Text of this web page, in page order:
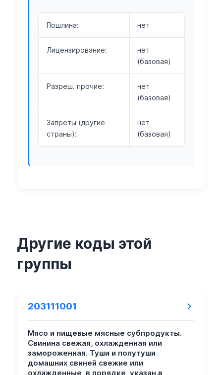
Пошлина: нет
Лицензирование:
нет
(базовая)
Разреш. прочие:
нет
(базовая)
Запреты (другие
страны):
нет
(базовая)
Другие коды этой
группы
203111001
Мясо и пищевые мясные субпродукты.
Свинина свежая, охлажденная или
замороженная. Туши и полутуши
домашних свиней свежие или
охлажденные, в порядке, указан.в